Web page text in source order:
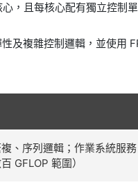
，且每核心配有獨立控制
及複雜控制邏輯，並使
、序列邏輯；作業系統服
GFLOP 範圍）